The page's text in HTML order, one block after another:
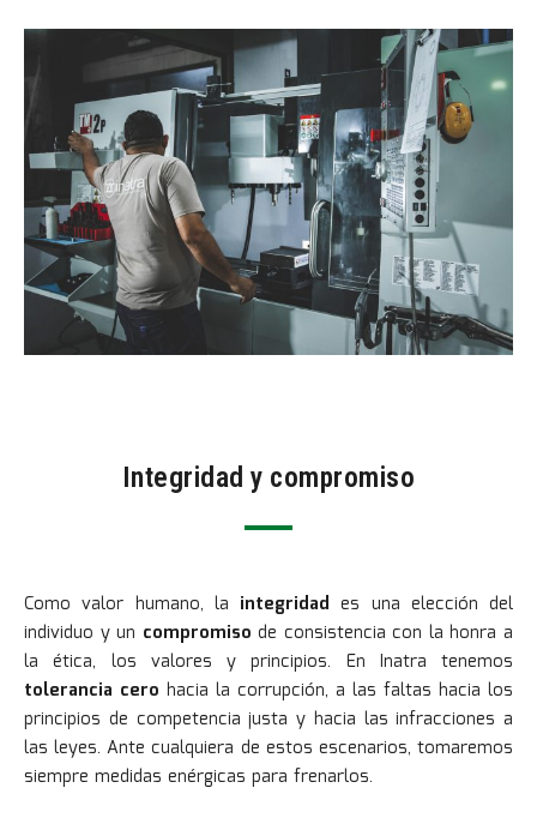
Integridad y compromiso
Como valor humano, la integridad es una elección del
individuo y un compromiso de consistencia con la honra a
la ética, los valores y principios. En Inatra tenemos
tolerancia cero hacia la corrupción, a las faltas hacia los
principios de competencia justa y hacia las infracciones a
las leyes. Ante cualquiera de estos escenarios, tomaremos
siempre medidas enérgicas para frenarlos.